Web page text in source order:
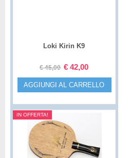
Loki Kirin K9
€45,00 € 42,00
AGGIUNGI AL CARRELLO
IN OFFERTA!